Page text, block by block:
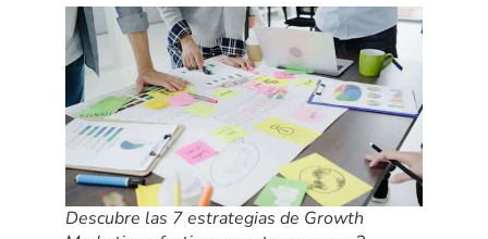
Descubre las 7 estrategias de Growth